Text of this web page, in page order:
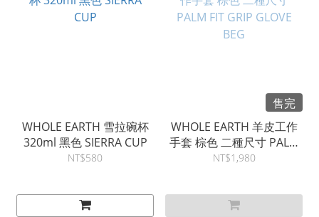
WHOLE EARTH 雪拉碗杯
320ml 黑色 SIERRA CUP
NT$580
售完
WHOLE EARTH 羊皮工作
手套 棕色 二種尺寸 PALM
FIT GRIP GLOVE BEG
NT$1,980